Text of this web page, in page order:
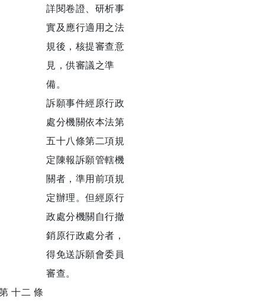
詳閱卷證、研析事
實及應行適用之法
規後，核提審查意
見，供審議之準
備。
訴願事件經原行政
處分機關依本法第
五十八條第二項規
定陳報訴願管轄機
關者，準用前項規
定辦理。但經原行
政處分機關自行撤
銷原行政處分者，
得免送訴願會委員
審查。
十二 條